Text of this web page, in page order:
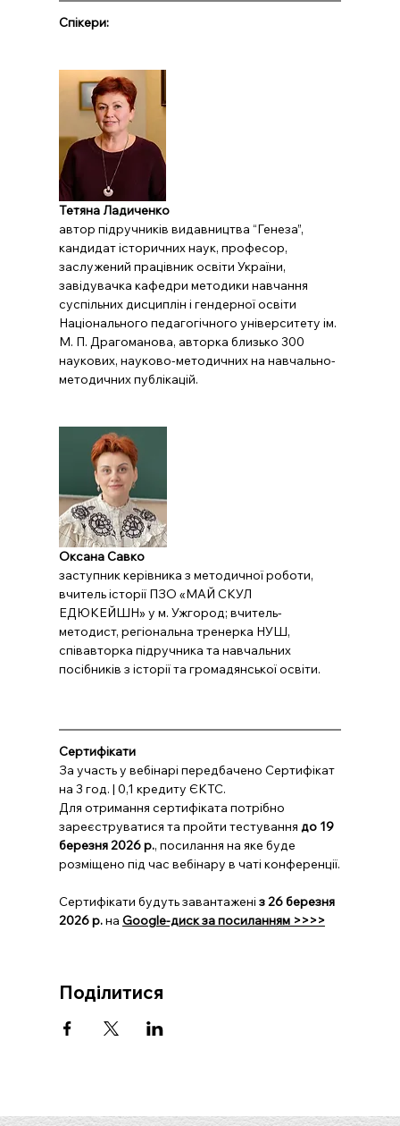
Спікери:
Тетяна Ладиченко
автор підручників видавництва “Генеза”,
кандидат історичних наук, професор,
заслужений працівник освіти України,
завідувачка кафедри методики навчання
суспільних дисциплін і гендерної освіти
Національного педагогічного університету ім.
М. П. Драгоманова, авторка близько 300
наукових, науково-методичних на навчально-
методичних публікацій.
Оксана Савко
заступник керівника з методичної роботи,
вчитель історії ПЗО «МАЙ СКУЛ
ЕДЮКЕЙШН» у м. Ужгород; вчитель-
методист, регіональна тренерка НУШ,
співавторка підручника та навчальних
посібників з історії та громадянської освіти.
Cертифікати
За участь у вебінарі передбачено Сертифікат
на 3 год. | 0,1 кредиту ЄКТС.
Для отримання сертифіката потрібно
зареєструватися та пройти тестування до 19
березня 2026 р., посилання на яке буде
розміщено під час вебінару в чаті конференції.
Сертифікати будуть завантажені з 26 березня
2026 р. на Googlе-диск за посиланням >>>>
Поділитися